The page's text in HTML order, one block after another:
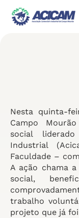
Nesta quinta-
Campo
social
Industrial
Faculdade –
A ação chama
social,
trabalho
projeto que já